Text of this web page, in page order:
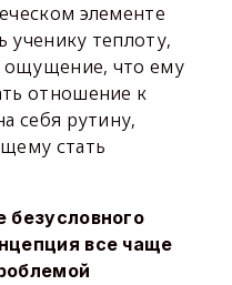
элементе
ученику теплоту,
ощущение, что ему
отношение к
себя рутину,
стать
безусловного
все чаще